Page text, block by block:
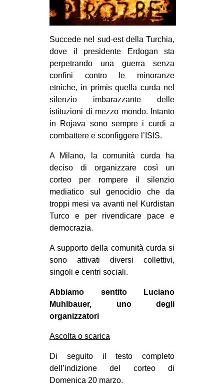
MIGRAZIONI
REPRESSIONE
STUDENTI
CULTURE
ARTE
MANIFESTI
MUSICA
RECENSIONI
INTERNAZIONALE
AFRICA
EUROPA
MEDIO ORIENTE
MONDO
EVENTI
Fb
tw
Succede nel sud-est della Turchia,
dove il presidente Erdogan sta
perpetrando una guerra senza
confini contro le minoranze
etniche, in primis quella curda nel
silenzio imbarazzante delle
istituzioni di mezzo mondo. Intanto
in Rojava sono sempre i curdi a
combattere e sconfiggere l’ISIS.
A Milano, la comunità curda ha
deciso di organizzare così un
corteo per rompere il silenzio
mediatico sul genocidio che da
troppi mesi va avanti nel Kurdistan
Turco e per rivendicare pace e
democrazia.
A supporto della comunità curda si
sono attivati diversi collettivi,
singoli e centri sociali.
Abbiamo sentito Luciano
Muhlbauer, uno degli
organizzatori
Ascolta o scarica
Di seguito il testo completo
dell’indizione del corteo di
Domenica 20 marzo.